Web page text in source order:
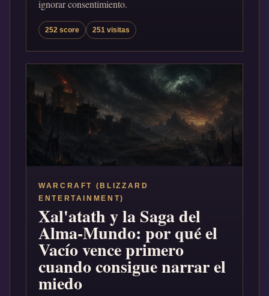
ignorar consentimiento.
252 score 251 visitas
WARCRAFT (BLIZZARD
ENTERTAINMENT)
Xal'atath y la Saga del
Alma-Mundo: por qué el
Vacío vence primero
cuando consigue narrar el
miedo